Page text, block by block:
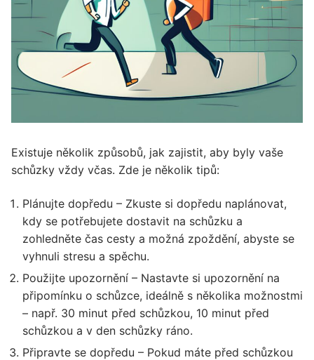
Existuje několik způsobů, jak zajistit, aby byly vaše
schůzky vždy včas. Zde je několik tipů:
Plánujte dopředu – Zkuste si dopředu naplánovat,
kdy se potřebujete dostavit na schůzku a
zohledněte čas cesty a možná zpoždění, abyste se
vyhnuli stresu a spěchu.
Použijte upozornění – Nastavte si upozornění na
připomínku o schůzce, ideálně s několika možnostmi
– např. 30 minut před schůzkou, 10 minut před
schůzkou a v den schůzky ráno.
Připravte se dopředu – Pokud máte před schůzkou